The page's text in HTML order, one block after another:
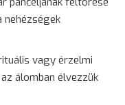
nehézségek
vagy érzelmi
álomban élvezzük